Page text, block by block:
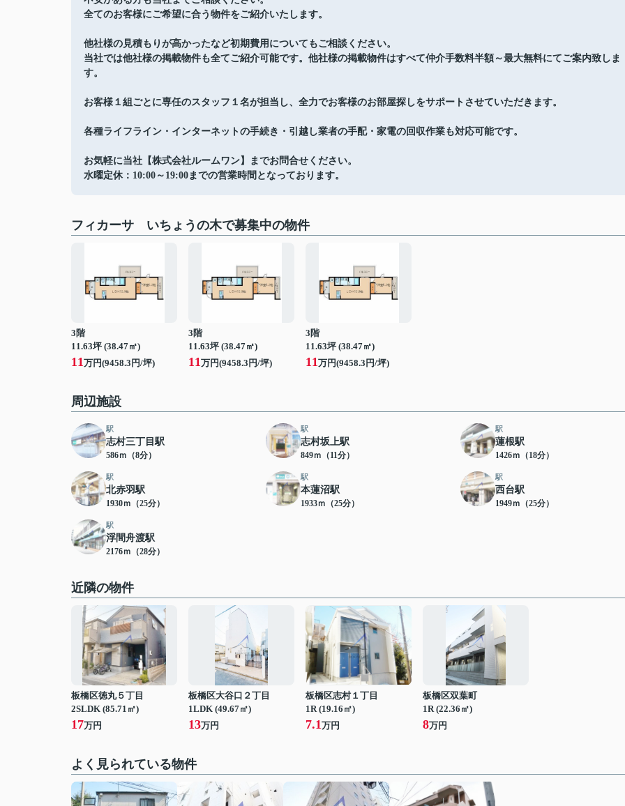
全てのお客様にご希望に合う物件をご紹介いたします。
他社様の見積もりが高かったなど初期費用についてもご相談ください。
当社では他社様の掲載物件も全てご紹介可能です。他社様の掲載物件はすべて仲介手数料半額～最大無料にてご案内致しま
す。
お客様１組ごとに専任のスタッフ１名が担当し、全力でお客様のお部屋探しをサポートさせていただきます。
各種ライフライン・インターネットの手続き・引越し業者の手配・家電の回収作業も対応可能です。
お気軽に当社【株式会社ルームワン】までお問合せください。
水曜定休：10:00～19:00までの営業時間となっております。
フィカーサ いちょうの木で募集中の物件
3階
11.63坪 (38.47㎡)
11万円(9458.3円/坪)
3階
11.63坪 (38.47㎡)
11万円(9458.3円/坪)
3階
11.63坪 (38.47㎡)
11万円(9458.3円/坪)
周辺施設
駅
志村三丁目駅
586ｍ（8分）
駅
志村坂上駅
849ｍ（11分）
駅
蓮根駅
1426ｍ（18分）
駅
北赤羽駅
1930ｍ（25分）
駅
本蓮沼駅
1933ｍ（25分）
駅
西台駅
1949ｍ（25分）
駅
浮間舟渡駅
2176ｍ（28分）
近隣の物件
板橋区徳丸５丁目
2SLDK (85.71㎡)
17万円
板橋区大谷口２丁目
1LDK (49.67㎡)
13万円
板橋区志村１丁目
1R (19.16㎡)
7.1万円
板橋区双葉町
1R (22.36㎡)
8万円
よく見られている物件